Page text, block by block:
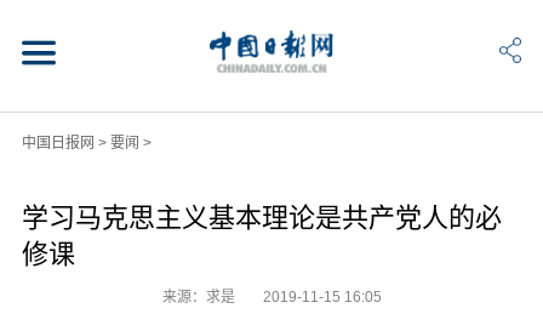
中国日报网 > 要闻 >
学习马克思主义基本理论是共产党人的必
修课
来源：求是 2019-11-15 16:05